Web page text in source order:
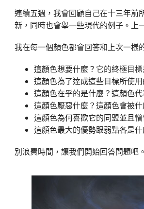
連續五週，我會回顧自己在十三年前
新，同時也會舉一些現代的例子。上
我在每一個顏色都會回答和上次一樣
這顏色想要什麼？它的終極目標
這顏色為了達成這些目標所使
這顏色在乎的是什麼？這顏色代
這顏色厭惡什麼？這顏色會被
這顏色為何喜歡它的同盟並且憎
這顏色最大的優勢跟弱點各是什
別浪費時間，讓我們開始回答問題吧。